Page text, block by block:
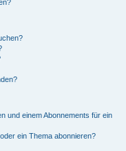
und einem Abonnements für ein
ein Thema abonnieren?